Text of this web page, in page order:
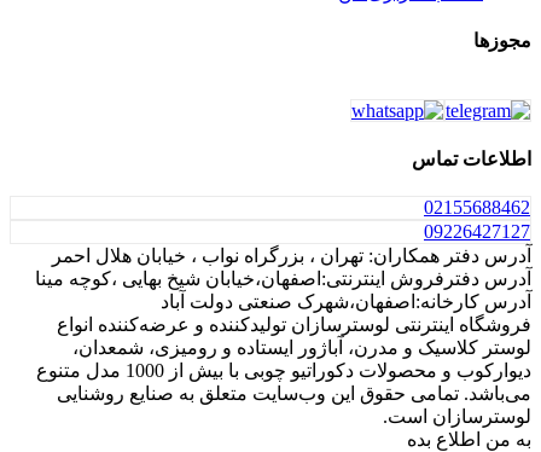
مجوزها
اطلاعات تماس
021 55688462
09226427127
آدرس دفتر همکاران: تهران ، بزرگراه نواب ، خیابان هلال احمر
آدرس دفترفروش اینترنتی:اصفهان،خیابان شیخ بهایی ،کوچه مینا
آدرس کارخانه:اصفهان،شهرک صنعتی دولت آباد
فروشگاه اینترنتی لوسترسازان تولیدکننده و عرضه‌کننده انواع
لوستر کلاسیک و مدرن، آباژور ایستاده و رومیزی، شمعدان،
دیوارکوب و محصولات دکوراتیو چوبی با بیش از 1000 مدل متنوع
می‌باشد. تمامی حقوق این وب‌سایت متعلق به صنایع روشنایی
لوسترسازان است.
به من اطلاع بده